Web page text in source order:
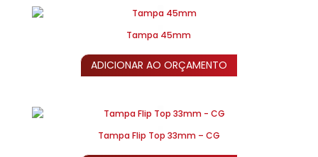
Tampa 45mm
ADICIONAR AO ORÇAMENTO
Tampa Flip Top 33mm – CG